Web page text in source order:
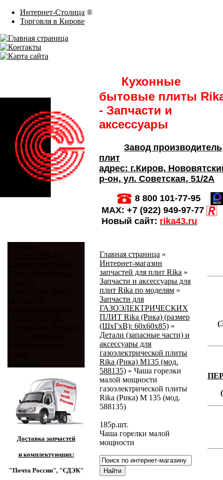
Интернет-Столица ®
Торговля в Кирове
Кухонные
бытовые плиты
- Запчасти и
аксессуары
Завод производитель
плит
адрес: г.Киров,
р-он, ул. Советская, 51/2А
8 800 101-77-95
MAX: +7 (922) 949-97-77
Новый сайт: rika43.ru
Доставка запчастей
и комплектующих:
"Почта России", "СДЭК"
Главная страница »
Интернет-магазин
запчастей для плит Rika »
Запчасти и аксессуары для
плит Rika по моделям »
Запчасти для
ГАЗОЭЛЕКТРИЧЕСКИХ
ПЛИТ Rika (Рика) (размер
(ШхГхВ): 60х60х85) »
Детали (запасные части) и
аксессуары для
газоэлектрической плиты
Rika (Рика) М135 (мод.
588135) » Чаша горелки
малой мощности
газоэлектрической плиты
Rika (Рика) М 135 (мод.
588135)
185р.шт.
Чаша горелки малой
мощности